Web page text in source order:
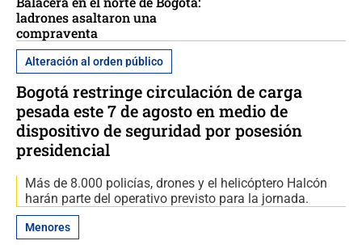
ladrones asaltaron una
compraventa
Alteración al orden público
Bogotá restringe circulación de carga
pesada este 7 de agosto en medio de
dispositivo de seguridad por posesión
presidencial
Más de 8.000 policías, drones y el helicóptero Halcón
harán parte del operativo previsto para la jornada.
Menores